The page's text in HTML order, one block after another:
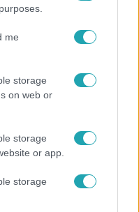
me
storage
on web or
storage
or app.
storage
az idei Sziget